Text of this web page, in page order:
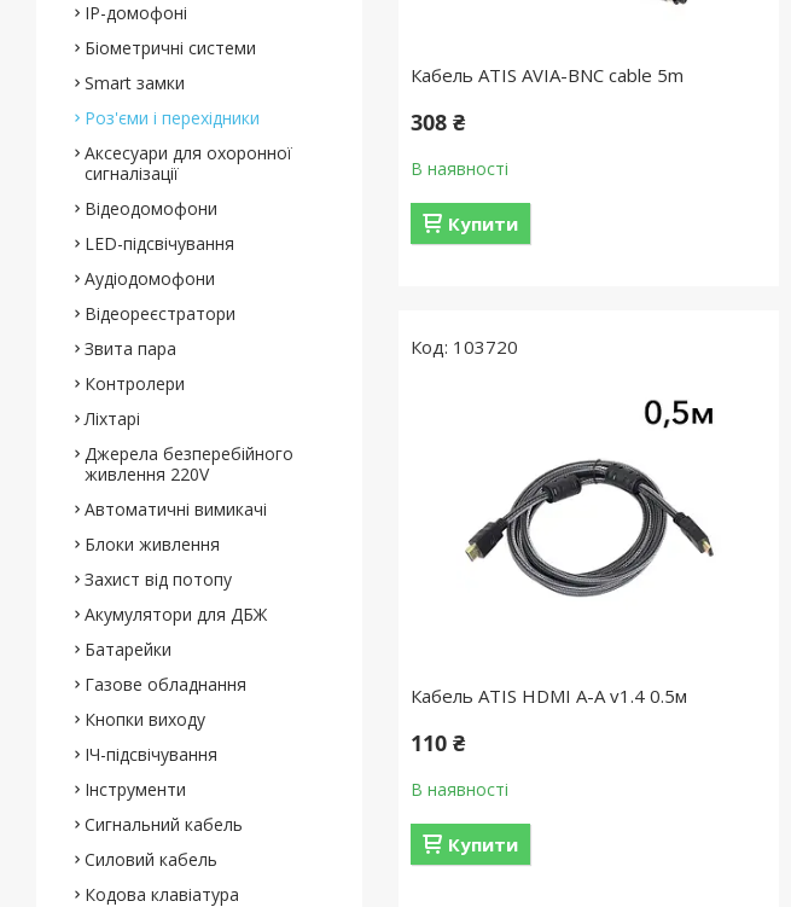
Кабель ATIS AVIA-BNC cable 5m
308 ₴
В наявності
Купити
103720
Кабель ATIS HDMI A-A v1.4 0.5м
110 ₴
В наявності
Купити
IP-домофоні
Біометричні системи
Smart замки
Роз'єми і перехідники
Аксесуари для охоронної
сигналізації
Відеодомофони
LED-підсвічування
Аудіодомофони
Відеореєстратори
Звита пара
Контролери
Ліхтарі
Джерела безперебійного
живлення 220V
Автоматичні вимикачі
Блоки живлення
Захист від потопу
Акумулятори для ДБЖ
Батарейки
Газове обладнання
Кнопки виходу
ІЧ-підсвічування
Інструменти
Сигнальний кабель
Силовий кабель
Кодова клавіатура